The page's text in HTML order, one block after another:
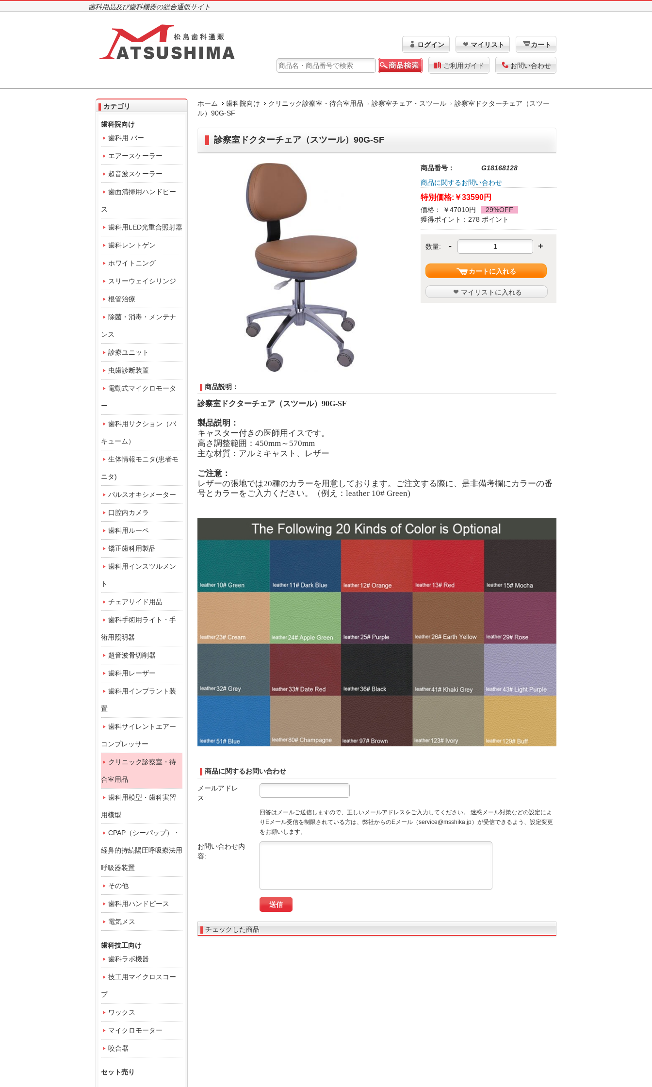
歯科用品及び歯科機器の総合通販サイト
ログイン マイリスト カート
ご利用ガイド お問い合わせ
ホーム 歯科院向け クリニック診察室・待合室用品 診察室チェア・スツール
診察室ドクターチェア（スツー
ル）90G-SF
診察室ドクターチェア（スツール）90G-SF
商品番号：
G18168128
商品に関するお問い合わせ
特別価格: ￥33590円
価格： ￥47010円
29%OFF
獲得ポイント：278 ポイント
数量: - +
カートに入れる
マイリストに入れる
商品説明：
診察室ドクターチェア（スツール）90G-SF
製品説明：
キャスター付きの医師用イスです。
高さ調整範囲： 450mm～ 570mm
主な材質：アルミキャスト、レザー
ご注意：
レザーの張地では20種のカラーを用意しております。ご注文する際に、是非備考欄にカラーの番
号とカラーをご入力ください。（例え： leather 10# Green)
商品に関するお問い合わせ
メールアドレ
ス:
回答はメールご送信しますので、正しいメールアドレスをご入力してください。 迷惑メール対策などの設定によ
りEメール受信を制限されている方は、弊社からのEメール（service@msshika.jp）が受信できるよう、設定変更
をお願いします。
お問い合わせ内
容:
チェックした商品
カテゴリ
歯科院向け
歯科用 バー
エアースケーラー
超音波スケーラー
歯面清掃用ハンドピー
ス
歯科用LED光重合照射器
歯科レントゲン
ホワイトニング
スリーウェイシリンジ
根管治療
除菌・消毒・メンテナ
ンス
診療ユニット
虫歯診断装置
電動式マイクロモータ
ー
歯科用サクション（バ
キューム）
生体情報モニタ(患者モ
ニタ)
パルスオキシメーター
口腔内カメラ
歯科用ルーペ
矯正歯科用製品
歯科用インスツルメン
ト
チェアサイド用品
歯科手術用ライト・手
術用照明器
超音波骨切削器
歯科用レーザー
歯科用インプラント装
置
歯科サイレントエアー
コンプレッサー
クリニック診察室・待
合室用品
歯科用模型・歯科実習
用模型
CPAP（シーパップ）・
経鼻的持続陽圧呼吸療法用
呼吸器装置
その他
歯科用ハンドピース
電気メス
歯科技工向け
歯科ラボ機器
技工用マイクロスコー
プ
ワックス
マイクロモーター
咬合器
セット売り